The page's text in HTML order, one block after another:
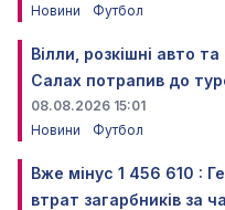
Новини
Футбол
Вілли, розкішні авто
Салах потрапив до
08.08.2026 15:01
Новини
Футбол
Вже мінус 1 456 610 :
втрат загарбників за